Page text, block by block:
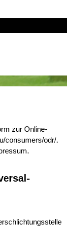
zur Online-
consumers/odr/.